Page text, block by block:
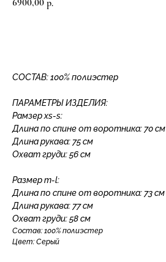
6900,00 р.
СОСТАВ: 100% полиэстер
ПАРАМЕТРЫ ИЗДЕЛИЯ:
Рамзер xs-s:
Длина по спине от воротника: 70 см
Длина рукава: 75 см
Охват груди: 56 см
Размер m-l:
Длина по спине от воротника: 73 см
Длина рукава: 77 см
Охват груди: 58 см
Состав: 100% полиэстер
Цвет: Серый